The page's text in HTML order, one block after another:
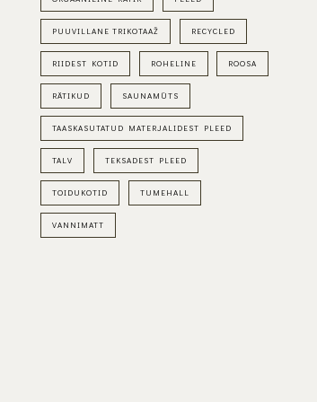
PUUVILLANE TRIKOTAAŽ RECYCLED
RIIDEST KOTID ROHELINE ROOSA
RÄTIKUD SAUNAMÜTS
TAASKASUTATUD MATERJALIDEST PLEED
TALV TEKSADEST PLEED
TOIDUKOTID TUMEHALL
VANNIMATT